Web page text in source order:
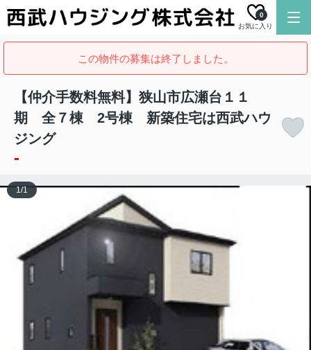
お気に入り
0
この物件の募集は終了しました。
【仲介手数料無料】狭山市広瀬台１１
期 全７棟 2号棟 新築住宅は西武ハウ
ジング
-
1/1